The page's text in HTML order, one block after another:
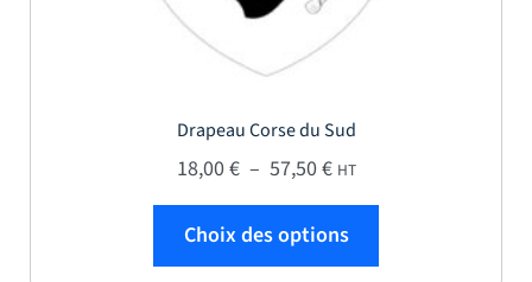
Drapeau Corse du Sud
18,00€ – 57,50€Plage de prix : 18,00 €
HT
Choix des options